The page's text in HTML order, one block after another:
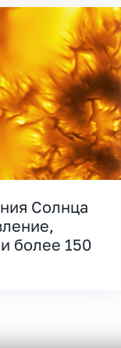
Солнца
более 150